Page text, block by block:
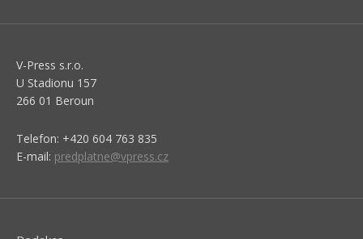
V-Press s.r.o.
U Stadionu 157
266 01 Beroun
Telefon: +420 604 763 835
E-mail: predplatne@vpress.cz